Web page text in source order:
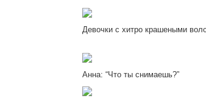
Девочки с хитро крашеными
Анна: “Что ты снимаешь?”